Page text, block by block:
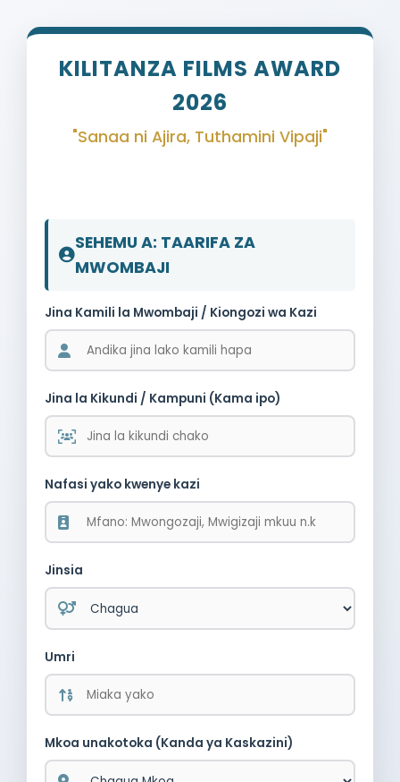
KILITANZA FILMS AWARD
2026
"Sanaa ni Ajira, Tuthamini Vipaji"
SEHEMU A: TAARIFA ZA
MWOMBAJI
Jina Kamili la Mwombaji / Kiongozi wa Kazi
Jina la Kikundi / Kampuni (Kama ipo)
Nafasi yako kwenye kazi
Jinsia
Umri
Mkoa unakotoka (Kanda ya Kaskazini)